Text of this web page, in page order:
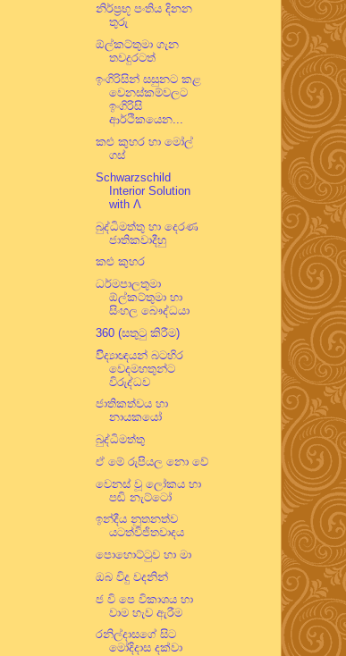
නිර්ප්‍රභූ පංතිය දිනන
තුරු
ඕල්කට්තුමා ගැන
තවදුරටත්
ඉංගිරිසින් සසුනට කළ
වෙනස්කම්වලට
ඉංගිරිසි
ආර්ථිකයෙන...
කළු කුහර හා මෝල්
ගස්
Schwarzschild
Interior Solution
with Λ
බුද්ධිමත්තු හා දෙරණ
ජාතිකවාදීහු
කළු කුහර
ධර්මපාලතුමා
ඕල්කට්තුමා හා
සිංහල බෞද්ධයා
360 (සතුටු කිරීම)
විිද්‍යාඥයන් බටහිර
වෙදමහතුන්ට
විරුද්ධව
ජාතිකත්වය හා
නායකයෝ
බුද්ධිමත්තු
ඒ මේ රුපියල නො වේ
වෙනස් වූ ලෝකය හා
පඬි නැට්ටෝ
ඉන්දීය නුතනත්ව
යටත්විජිතවාදය
පොහොට්ටුව හා මා
ඔබ විදු වදනින්
ජ වි පෙ විකාශය හා
වාම හැව ඇරීම
රනිල්දාසගේ සිට
මෝදිදාස දක්වා